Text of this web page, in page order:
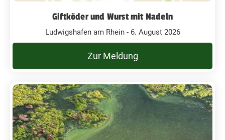
Giftköder und Wurst mit Nadeln
Ludwigshafen am Rhein - 6. August 2026
Zur Meldung